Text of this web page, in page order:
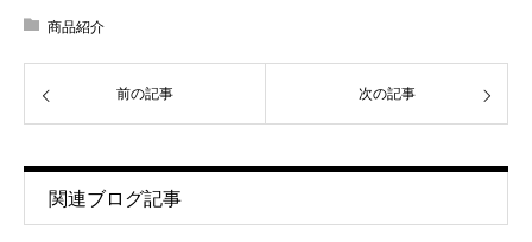
商品紹介
前の記事 次の記事
関連ブログ記事